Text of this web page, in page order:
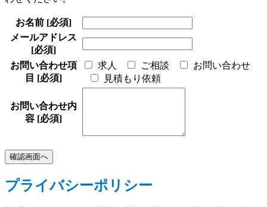
お名前 [必須]
メールアドレス
[必須]
お問い合わせ項
目 [必須]
求人 ご相談
お問い合わせ
見積もり依頼
お問い合わせ内
容 [必須]
プライバシーポリシー